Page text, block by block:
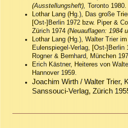
(Ausstellungsheft),
Toronto 1980.
Lothar Lang (Hg.), Das große
[Ost-]Berlin 1972 bzw. Piper &
Zürich 1974 (Neuauflagen: 1984
Lothar Lang (Hg.), Walter Trier
Eulenspiegel-Verlag, [Ost-]Berlin
Rogner & Bernhard, München
Erich Kästner, Heiteres von
Hannover 1959.
Joachim Wirth / Walter Trier,
Sanssouci-Verlag, Zürich